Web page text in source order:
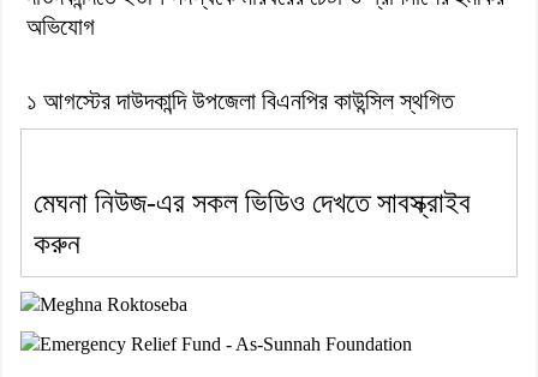
অভিযোগ
১ আগস্টের দাউদকান্দি উপজেলা বিএনপির কাউন্সিল স্থগিত
মেঘনা নিউজ-এর সকল ভিডিও দেখতে সাবস্ক্রাইব
করুন